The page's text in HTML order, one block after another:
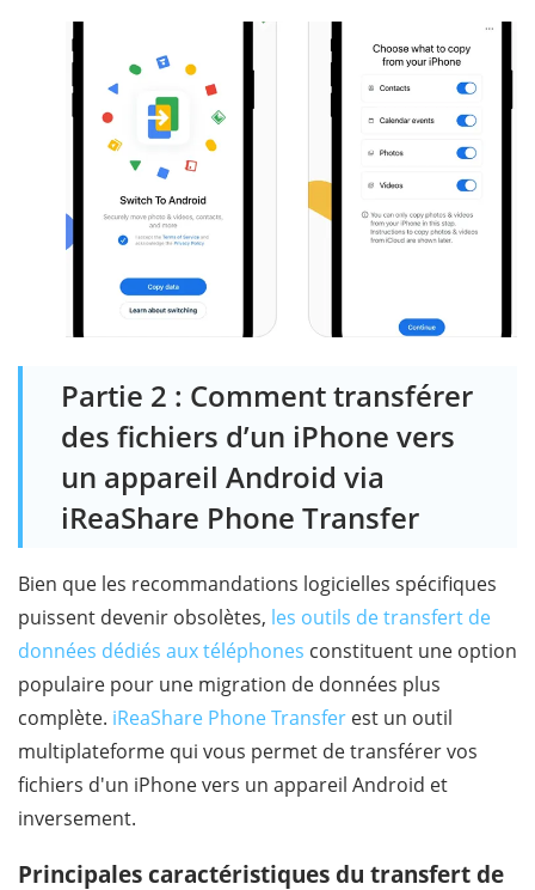
Partie 2 : Comment transférer
des fichiers d’un iPhone vers
un appareil Android via
iReaShare Phone Transfer
Bien que les recommandations logicielles spécifiques
puissent devenir obsolètes, les outils de transfert de
données dédiés aux téléphones constituent une option
populaire pour une migration de données plus
complète. iReaShare Phone Transfer est un outil
multiplateforme qui vous permet de transférer vos
fichiers d'un iPhone vers un appareil Android et
inversement.
Principales caractéristiques du transfert de